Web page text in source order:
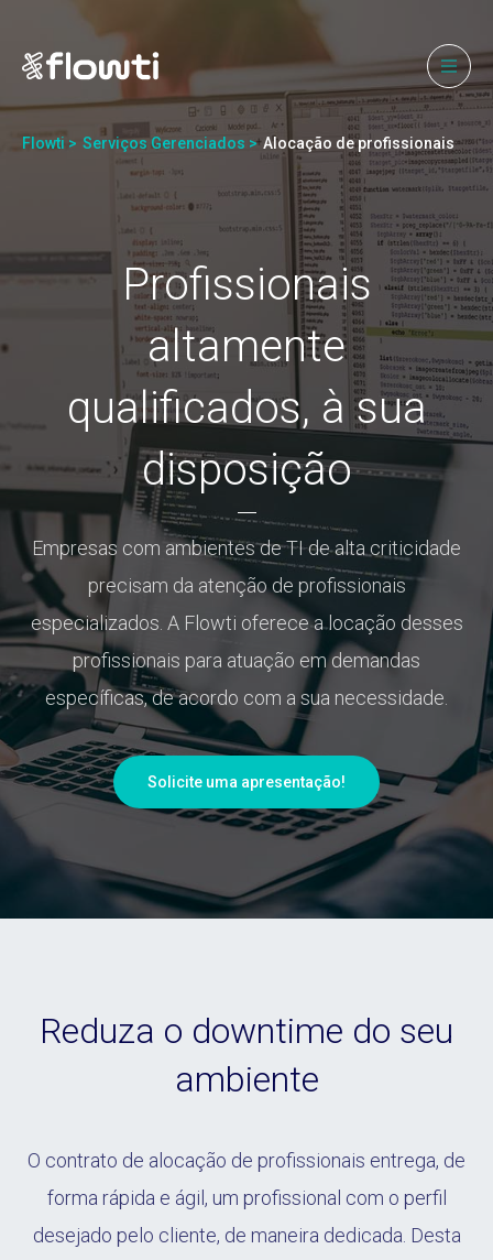
Flowti > Serviços Gerenciados > Alocação de profissionais
Profissionais
altamente
qualificados, à sua
disposição
Empresas com ambientes de TI de alta criticidade
precisam da atenção de profissionais
especializados. A Flowti oferece a locação desses
profissionais para atuação em demandas
específicas, de acordo com a sua necessidade.
Solicite uma apresentação!
Reduza o downtime do seu
ambiente
O contrato de alocação de profissionais entrega, de
forma rápida e ágil, um profissional com o perfil
desejado pelo cliente, de maneira dedicada. Desta